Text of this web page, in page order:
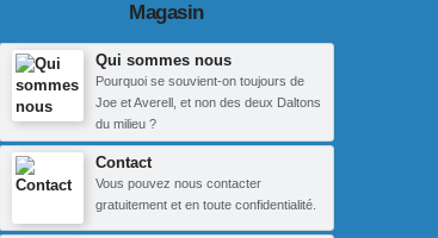
Magasin
Qui sommes nous
Pourquoi se souvient-on toujours de
Joe et Averell, et non des deux Daltons
du milieu ?
Contact
Vous pouvez nous contacter
gratuitement et en toute confidentialité.